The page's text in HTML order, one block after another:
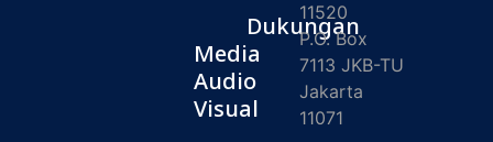
Media
Audio
Visual
Dukungan
11520
P.O. Box
7113 JKB-TU
Jakarta
11071